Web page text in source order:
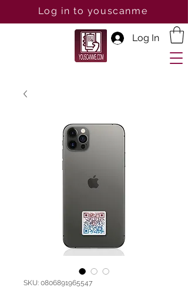
Log In
Log in to youscanme
SKU: 0806891965547